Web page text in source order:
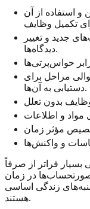
و استفاده از آن
جدید و تغییر
دیدگاه‌ها.
مراحل برای
دستیابی به آن‌ها.
بسیار فراتر از صرفاً
در زمان
زندگی اساسی
هستند.